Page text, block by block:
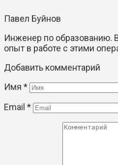
Павел Буйнов
Инженер по образованию.
опыт в работе с этими
Добавить комментарий
Имя *
Email *